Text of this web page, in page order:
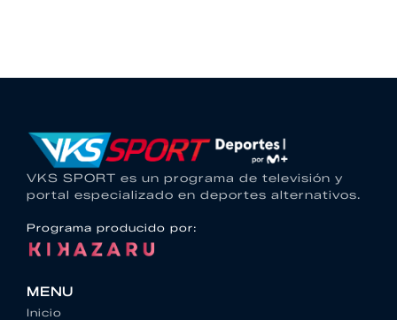
VKS SPORT es un programa de televisión y
portal especializado en deportes alternativos.
Programa producido por:
MENU
Inicio